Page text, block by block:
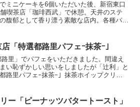
ミニケーキを6個いただいた後、新宿東口
喫茶店「珈琲西武」で休憩。天井のステ
馥郁として香り漂う素敵な店内。各種パフ
「特選都路里パフェｰ抹茶ｰ」
里」でパフェをいただきました。間違え
い恥ずかしい思いをしましたが「辻利」と
路里パフェｰ抹茶ｰ」抹茶ホイップクリー
ー「ピーナッツバタートースト」